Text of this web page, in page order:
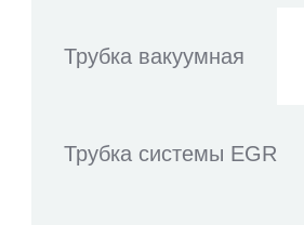
Трубка вакуумная
Трубка системы EGR